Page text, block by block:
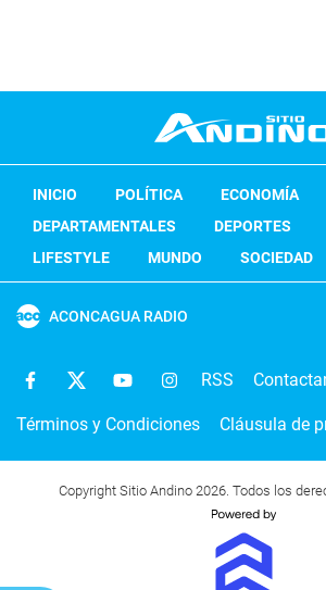
INICIO POLÍTICA ECONOMÍA
DEPARTAMENTALES
DEPORTES
LIFESTYLE
MUNDO SOCIEDAD
ACONCAGUA RADIO
RSS
Términos y Condiciones Cláusula de
Copyright Sitio Andino 2026. Todos los